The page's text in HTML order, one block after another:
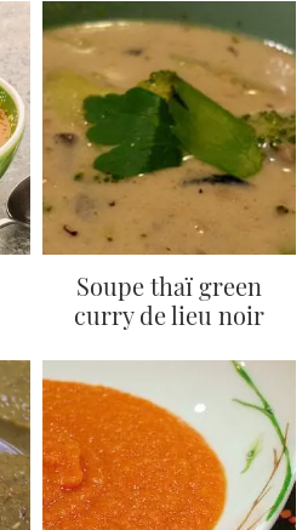
Soupe thaï green
curry de lieu noir